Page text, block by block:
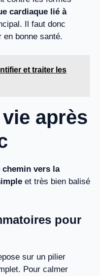
cardiaque lié à
Il faut donc
en bonne santé.
et traiter les
après
chemin vers la
et très bien balisé
pour
sur un pilier
Pour calmer